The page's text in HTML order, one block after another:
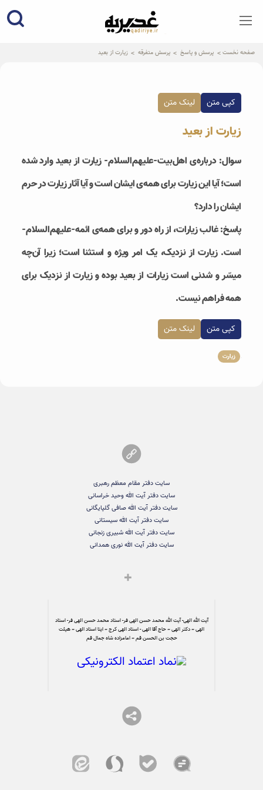
qadiriye.ir
نشریه ی غدیریه-بیانات استاد
صفحه نخست پرسش و پاسخ پرسش متفرقه زیارت از بعید
کپی متن لینک متن
زیارت از بعید
سوال: درباره‌ی اهل‌بیت-علیهم‌السلام- زیارت از بعید وارد شده
است؛ آیا این زیارت برای همه‌ی ایشان است و آیا آثار زیارت در حرم
ایشان را دارد؟
پاسخ: غالب زیارات، از راه دور و برای همه‌ی ائمه-علیهم‌السلام-
است. زیارت از نزدیک، یک امر ویژه و استثنا است؛ زیرا آن‌چه
میسّر و شدنی است زیارات از بعید بوده و زیارت از نزدیک برای
همه فراهم نیست.
کپی متن لینک متن
زیارت
سایت دفتر مقام معظم رهبری
سایت دفتر آیت الله وحید خراسانی
سایت دفتر آیت الله صافی گلپایگانی
سایت دفتر آیت الله سیستانی
سایت دفتر آیت الله شبیری زنجانی
سایت دفتر آیت الله نوری همدانی
آیت الله الهی- آیت الله محمد حسن الهی فر- استاد محمد حسن الهی فر- استاد
الهی – دکتر الهی – حاج آقا الهی - استاد الهی کرج – ایتا استاد الهی – هیئت
حجت بن الحسن قم – امامزاده شاه جمال قم